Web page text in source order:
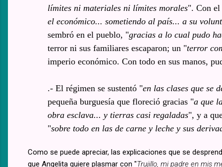
límites ni materiales ni límites morales". Con
el económico... sometiendo al país... a su
sembró en el pueblo, "gracias a lo cual pudo
terror ni sus familiares escaparon; un "terror
imperio económico. Con todo en sus manos,
.- El régimen se sustentó "en las clases que se
pequeña burguesía que floreció gracias "a que
obra esclava... y tierras casi regaladas", y a
"sobre todo en las de carne y leche y sus
Como se puede apreciar, las explicaciones que se
que Angelita quiere plasmar con "Trujillo, mi padre en mis